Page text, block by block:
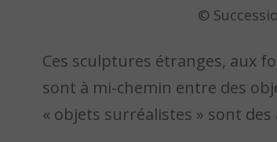
©
Ces sculptures étranges, aux
sont à mi-chemin entre des
« objets surréalistes » sont